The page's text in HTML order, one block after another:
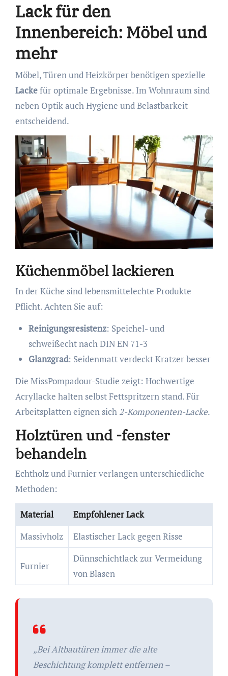
Lack für den
Innenbereich: Möbel und
mehr
Möbel, Türen und Heizkörper benötigen spezielle
Lackefür optimale Ergebnisse. Im Wohnraum sind
neben Optik auch Hygiene und Belastbarkeit
entscheidend.
Küchenmöbel lackieren
In der Küche sind lebensmittelechte Produkte
Pflicht. Achten Sie auf:
Reinigungsresistenz: Speichel- und
schweißecht nach DIN EN 71-3
Glanzgrad: Seidenmatt verdeckt Kratzer besser
Die MissPompadour-Studie zeigt: Hochwertige
Acryllacke halten selbst Fettspritzern stand. Für
Arbeitsplatten eignen sich 2-Komponenten-Lacke.
Holztüren und -fenster
behandeln
Echtholz und Furnier verlangen unterschiedliche
Methoden:
Material
Empfohlener Lack
Massivholz
Elastischer Lack gegen Risse
Furnier
Dünnschichtlack zur Vermeidung
von Blasen
„Bei Altbautüren immer die alte
Beschichtung komplett entfernen –